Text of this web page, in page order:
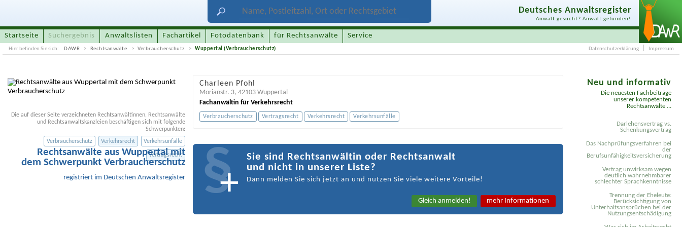
Deutsches Anwaltsregister
Anwalt gesucht? Anwalt gefunden!
Startseite Suchergebnis Anwaltslisten Fachartikel Fotodatenbank für Rechtsanwälte Service
Hier befinden Sie sich: DAWR Rechtsanwälte Verbraucherschutz Wuppertal (Verbraucherschutz) Datenschutzerklärung Impressum
Rechtsanwälte aus Wuppertal mit
dem Schwerpunkt Verbraucherschutz
registriert im Deutschen Anwaltsregister
Die auf dieser Seite verzeichneten Rechtsanwältinnen, Rechtsanwälte
und Rechtsanwaltskanzleien beschäftigen sich mit folgende
Schwerpunkten:
Verbraucherschutz
Verkehrsrecht Verkehrsunfälle
Vertragsrecht
Charleen Pfohl
Morianstr. 3,42103 Wuppertal
Fachanwältin für Verkehrsrecht
Verbraucherschutz Vertragsrecht Verkehrsrecht Verkehrsunfälle
Sie sind Rechtsanwältin oder Rechtsanwalt
und nicht in unserer Liste?
Dann melden Sie sich jetzt an und nutzen Sie viele weitere Vorteile!
Gleich anmelden! mehr Informationen
Neu und informativ
Die neuesten Fachbeiträge
unserer kompetenten
Rechtsanwälte ...
Darlehensvertrag vs.
Schenkungsvertrag
Das Nachprüfungsverfahren bei
der
Berufsunfähigkeitsversicherung
Vertrag unwirksam wegen
deutlich wahrnehmbarer
schlechter Sprachkenntnisse
Trennung der Eheleute:
Berücksichtigung von
Unterhaltsansprüchen bei der
Nutzungsentschädigung